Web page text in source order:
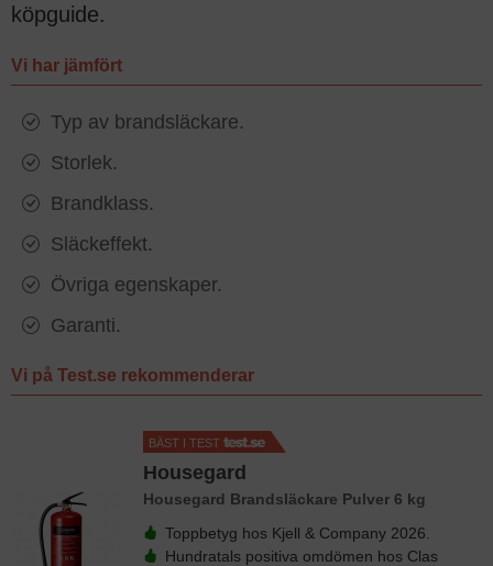
köpguide.
Vi har jämfört
Typ av brandsläckare.
Storlek.
Brandklass.
Släckeffekt.
Övriga egenskaper.
Garanti.
Vi på Test.se rekommenderar
BÄST I TEST
Housegard
Housegard Brandsläckare Pulver 6 kg
Toppbetyg hos Kjell & Company 2026.
Hundratals positiva omdömen hos Clas